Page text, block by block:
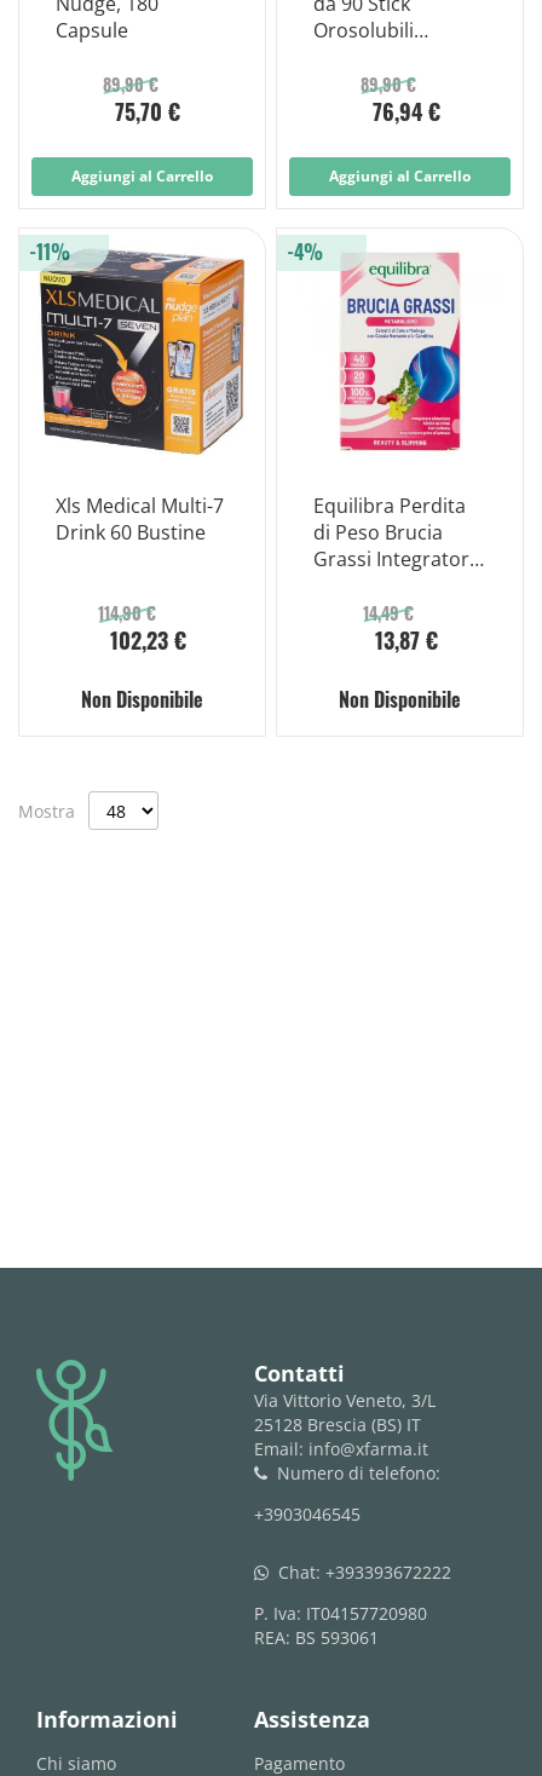
Capsule
89,90 €
75,70 €
Aggiungi al Carrello
Orosolubili
Dimagrante
89,90 €
76,94 €
Aggiungi al Carrello
Xls Medical Multi-7
Drink 60 Bustine
114,90 €
102,23 €
-11%
Non Disponibile
Equilibra Perdita
di Peso Brucia
Grassi Integratore
Corporeo 40
Compresse
14,49 €
13,87 €
-4%
Non Disponibile
Mostra
logo Contatti
Via Vittorio Veneto, 3/L
25128 Brescia (BS) IT
Email: info@xfarma.it
phone
Numero di telefono:
+3903046545
whatsapp Chat: +393393672222
P. Iva: IT04157720980
REA: BS 593061
Informazioni
Chi siamo
Assistenza
Pagamento